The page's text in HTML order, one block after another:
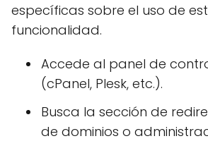
específicas sobre el uso de
funcionalidad.
Accede al panel de
(cPanel, Plesk, etc.).
Busca la sección de
de dominios o